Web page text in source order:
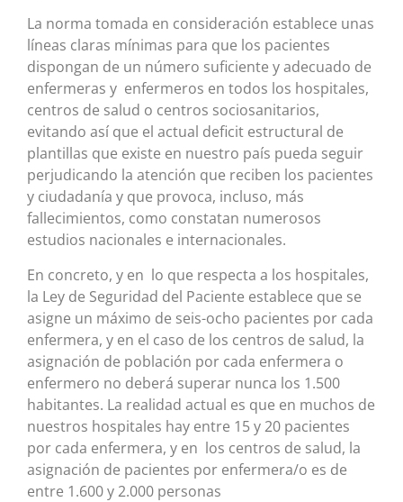
La norma tomada en consideración establece unas
líneas claras mínimas para que los pacientes
dispongan de un número suficiente y adecuado de
enfermeras y enfermeros en todos los hospitales,
centros de salud o centros sociosanitarios,
evitando así que el actual deficit estructural de
plantillas que existe en nuestro país pueda seguir
perjudicando la atención que reciben los pacientes
y ciudadanía y que provoca, incluso, más
fallecimientos, como constatan numerosos
estudios nacionales e internacionales.
En concreto, y en lo que respecta a los hospitales,
la Ley de Seguridad del Paciente establece que se
asigne un máximo de seis-ocho pacientes por cada
enfermera, y en el caso de los centros de salud, la
asignación de población por cada enfermera o
enfermero no deberá superar nunca los 1.500
habitantes. La realidad actual es que en muchos de
nuestros hospitales hay entre 15 y 20 pacientes
por cada enfermera, y en los centros de salud, la
asignación de pacientes por enfermera/o es de
entre 1.600 y 2.000 personas